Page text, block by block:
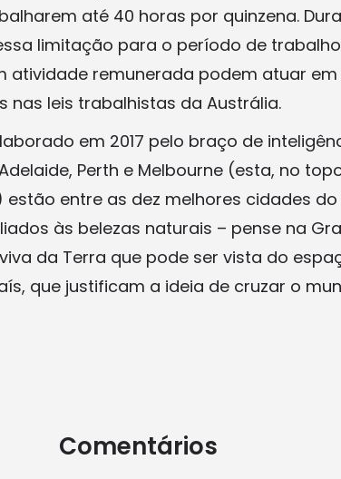
até 40 horas por quinzena.
limitação para o período de
atividade remunerada podem atuar
nas leis trabalhistas da Austrália.
em 2017 pelo braço de
Perth e Melbourne (esta, no
entre as dez melhores cidades
às belezas naturais – pense na
da Terra que pode ser vista do
que justificam a ideia de cruzar o
Comentários